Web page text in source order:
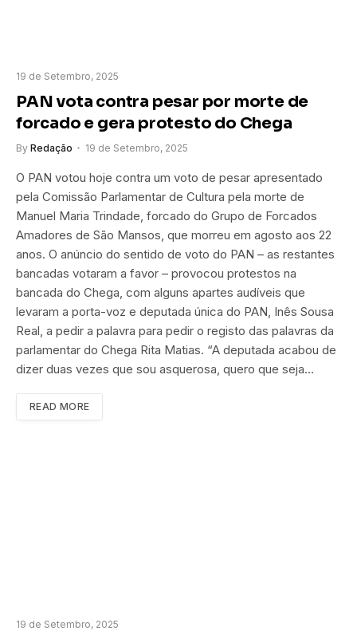
19 de Setembro, 2025
PAN vota contra pesar por morte de
forcado e gera protesto do Chega
By Redação 19 de Setembro, 2025
O PAN votou hoje contra um voto de pesar apresentado
pela Comissão Parlamentar de Cultura pela morte de
Manuel Maria Trindade, forcado do Grupo de Forcados
Amadores de São Mansos, que morreu em agosto aos 22
anos. O anúncio do sentido de voto do PAN – as restantes
bancadas votaram a favor – provocou protestos na
bancada do Chega, com alguns apartes audíveis que
levaram a porta-voz e deputada única do PAN, Inês Sousa
Real, a pedir a palavra para pedir o registo das palavras da
parlamentar do Chega Rita Matias. “A deputada acabou de
dizer duas vezes que sou asquerosa, quero que seja…
READ MORE
19 de Setembro, 2025